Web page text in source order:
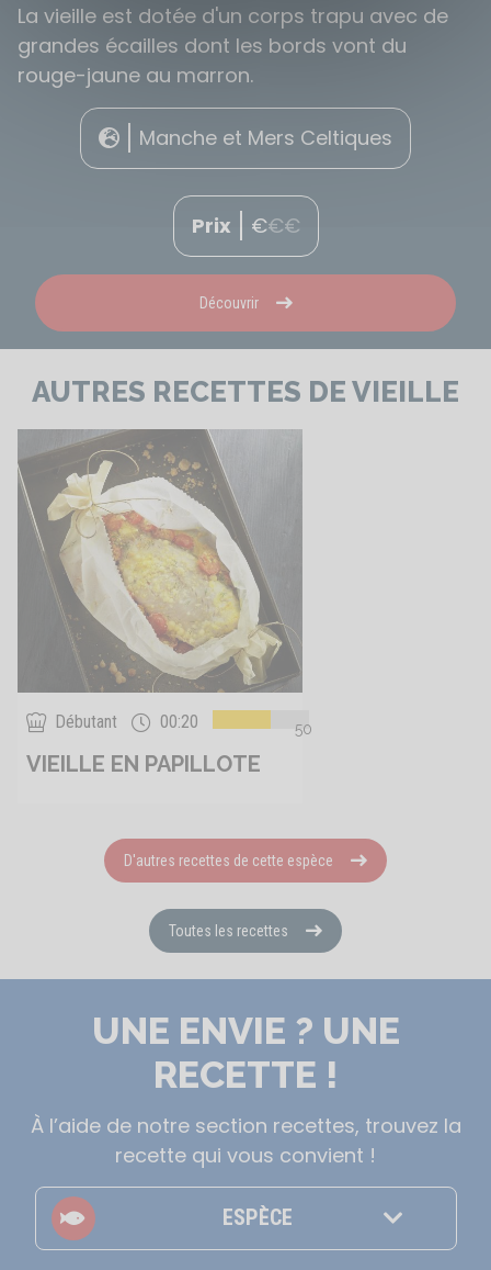
La vieille est dotée d'un corps trapu avec de
grandes écailles dont les bords vont du
rouge-jaune au marron.
Manche et Mers Celtiques
Prix €€€
Découvrir
AUTRES RECETTES DE VIEILLE
Débutant 00:20 50
VIEILLE EN PAPILLOTE
D'autres recettes de cette espèce
Toutes les recettes
UNE ENVIE ? UNE
RECETTE !
À l’aide de notre section recettes, trouvez la
recette qui vous convient !
ESPÈCE